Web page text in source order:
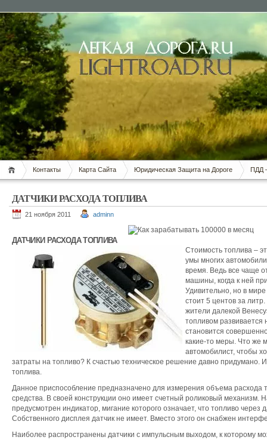
Контакты Карта Сайта Юридическая Защита на Дороге ПДД
ДАТЧИКИ РАСХОДА ТОПЛИВА
21 ноября 2011 adminn
ДАТЧИКИ РАСХОДА ТОПЛИВА
Стоимость топлива –
умы многих
время. Ведь все чаще
машины, когда к ней
Удивительно, но в
стоит 5 центов за
жители далекой
топливом развивается
становится
какие-то меры. Что же
автомобилист, чтобы
затраты на топливо? К счастью техническое решение давно придумано.
топлива.
Данное приспособление предназначено для измерения объема расхода
средства. В своей конструкции оно имеет счетный роликовый механизм.
предусмотрен индикатор, мигание которого означает, что топливо через
Собственного дисплея датчик не имеет. Вместо этого он снабжен
Наиболее распространены датчики с импульсным выходом, к которому